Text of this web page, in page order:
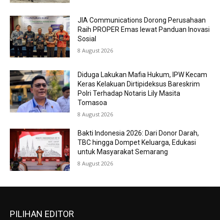
JIA Communications Dorong Perusahaan
Raih PROPER Emas lewat Panduan Inovasi
Sosial
8 August 2026
Diduga Lakukan Mafia Hukum, IPW Kecam
Keras Kelakuan Dirtipideksus Bareskrim
Polri Terhadap Notaris Lily Masita
Tomasoa
8 August 2026
Bakti Indonesia 2026: Dari Donor Darah,
TBC hingga Dompet Keluarga, Edukasi
untuk Masyarakat Semarang
8 August 2026
PILIHAN EDITOR